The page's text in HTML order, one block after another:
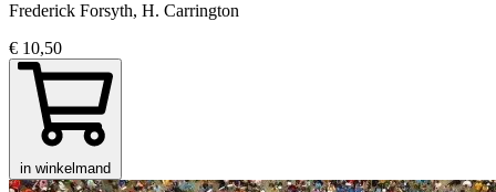
Frederick Forsyth, H. Carrington
€ 10,50
in winkelmand